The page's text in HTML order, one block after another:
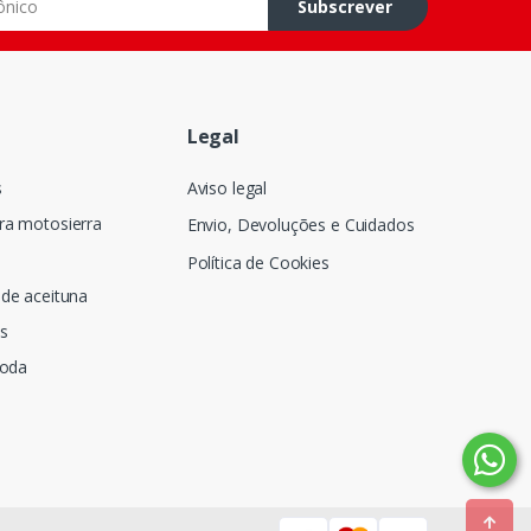
Subscrever
motosierra
aceituna
Legal
Aviso legal
Envio, Devoluções e Cuidados
Política de Cookies